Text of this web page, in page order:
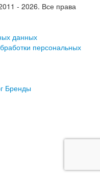
- 2026. Все права
данных
персональных
Бренды